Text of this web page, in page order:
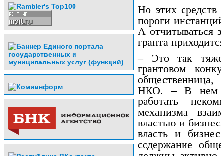
Но этих
пороги
А отчитываться
гранта
– Это так
грантовом
общественница,
НКО. – В нем
работать
механизма
властью и
власть и
содержание